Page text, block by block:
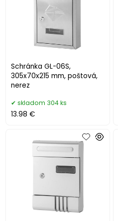
Schránka GL-06S,
305x70x215 mm, poštová,
nerez
skladom 304 ks
13.98 €